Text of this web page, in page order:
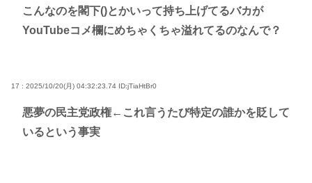
こんなのを閣下()とかいって持ち上げてるバカが
YouTubeコメ欄にめちゃくちゃ溢れてるのなんで？
17 : 2025/10/20(月) 04:32:23.74 ID:jTiaHtBr0
悪夢の民主党政権←これ言うたび特定の誰かを貶して
いるという事実